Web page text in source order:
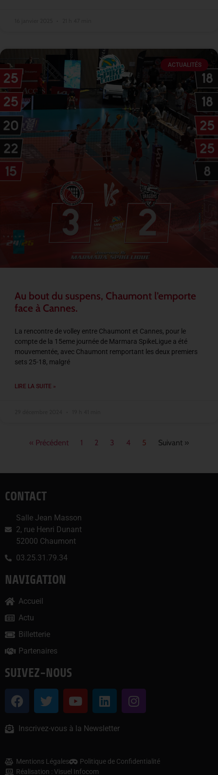
ACTUALITÉS
Au bout du suspens, Chaumont l’emporte
face à Cannes.
La rencontre de volley entre Chaumont et Cannes, pour le
compte de la 15eme journée de Marmara SpikeLigue a été
mouvementée, avec Chaumont remportant les deux premiers
sets 25-18, malgré
LIRE LA SUITE »
« Précédent 1 2 3 4 5 Suivant »
CONTACT
Salle Jean Masson
2, rue Henri Dunant
52000 Chaumont
03.25.31.79.34
NAVIGATION
Accueil
Actu
Billetterie
Partenaires
SUIVEZ-NOUS
Inscrivez-vous à la Newsletter
Mentions Légales
Politique de Confidentialité
Réalisation : Visuel Infocom